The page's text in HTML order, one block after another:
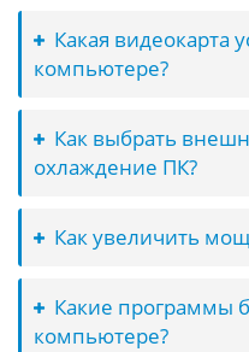
Какая видеокарта
компьютере?
Как выбрать
охлаждение ПК?
Как увеличить
Какие программы
компьютере?